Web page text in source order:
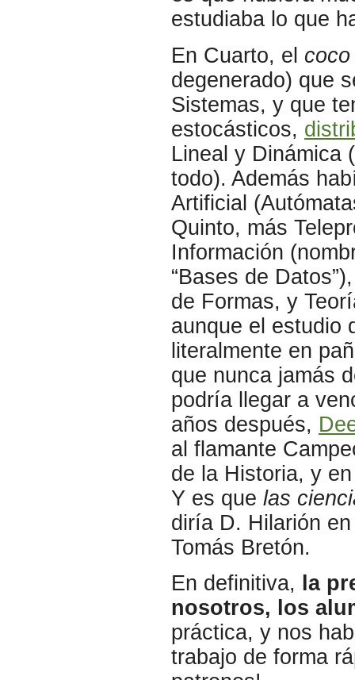
estudiaba lo que
En Cuarto, el coco
degenerado) que
Sistemas, y que
estocásticos,
Lineal y Dinámica
todo). Además
Artificial
Quinto, más
Información
“Bases de
de Formas, y
aunque el estudio
literalmente en
que nunca jamás
podría llegar a
años después,
al flamante
de la Historia, y
Y es que las
diría D. Hilarión
Tomás Bretón.
En definitiva, la
nosotros, los
práctica, y nos
trabajo de forma